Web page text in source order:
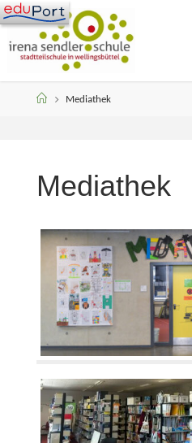
Skip
to
content
HomeMediathek
Mediathek